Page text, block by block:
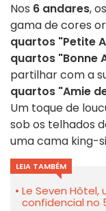
Nos 6 andares, os
gama de cores
quartos "Petite
quartos "Bonne
partilhar com a
quartos "Amie
Um toque de
sob os telhados
uma cama king-
LEIA TAMBÉM
Le Seven
confidencial no